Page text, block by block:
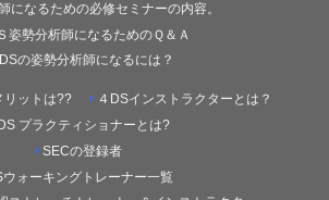
になるための必修セミナーの内容。
姿勢分析師になるためのＱ＆Ａ
の姿勢分析師になるには？
リットは??
４DSインストラクターとは？
プラクティショナーとは?
SECの登録者
ウォーキングトレーナー一覧